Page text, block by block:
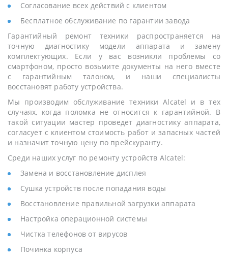
Согласование всех действий с клиентом
Бесплатное обслуживание по гарантии завода
Гарантийный ремонт техники распространяется на
точную диагностику модели аппарата и замену
комплектующих. Если у вас возникли проблемы со
смартфоном, просто возьмите документы на него вместе
с гарантийным талоном, и наши специалисты
восстановят работу устройства.
Мы производим обслуживание техники Alcatel и в тех
случаях, когда поломка не относится к гарантийной. В
такой ситуации мастер проведет диагностику аппарата,
согласует с клиентом стоимость работ и запасных частей
и назначит точную цену по прейскуранту.
Среди наших услуг по ремонту устройств Alcatel:
Замена и восстановление дисплея
Сушка устройств после попадания воды
Восстановление правильной загрузки аппарата
Настройка операционной системы
Чистка телефонов от вирусов
Починка корпуса